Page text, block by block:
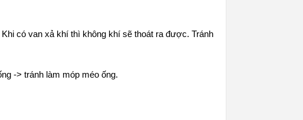
có van xả khí thì không khí sẽ thoát ra được. Tránh
-> tránh làm móp méo ống.